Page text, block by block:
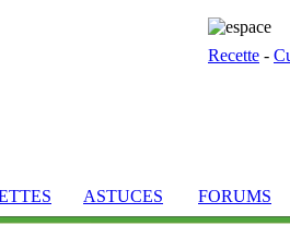
Recette -
ASTUCES FORUMS